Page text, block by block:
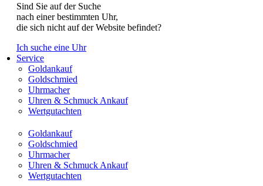
Sind Sie auf der Suche
nach einer bestimmten Uhr,
die sich nicht auf der Website befindet?
Ich suche eine Uhr
Service
Goldankauf
Goldschmied
Uhrmacher
Uhren & Schmuck Ankauf
Wertgutachten
Goldankauf
Goldschmied
Uhrmacher
Uhren & Schmuck Ankauf
Wertgutachten